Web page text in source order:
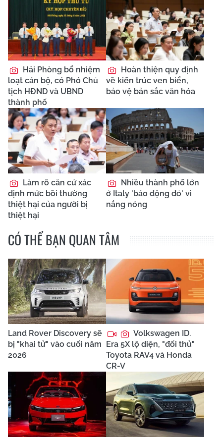
Hải Phòng bổ nhiệm
loạt cán bộ, có Phó Chủ
tịch HĐND và UBND
thành phố
Hoàn thiện quy định
về kiến trúc ven biển,
bảo vệ bản sắc văn hóa
Làm rõ căn cứ xác
định mức bồi thường
thiệt hại của người bị
thiệt hại
Nhiều thành phố lớn
ở Italy 'báo động đỏ' vì
nắng nóng
CÓ THỂ BẠN QUAN TÂM
Land Rover Discovery sẽ
bị "khai tử" vào cuối năm
2026
Volkswagen ID.
Era 5X lộ diện, "đối thủ"
Toyota RAV4 và Honda
CR-V